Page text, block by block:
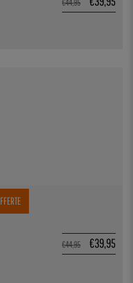
€44,95
€44,95 €39,95